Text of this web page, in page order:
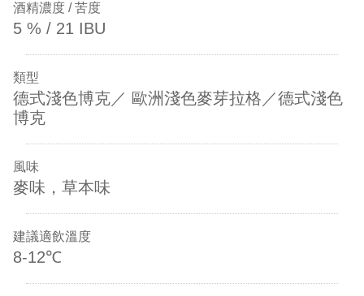
酒精濃度 / 苦度
5 % / 21 IBU
類型
德式淺色博克／ 歐洲淺色麥芽拉格／德式淺色
博克
風味
麥味，草本味
建議適飲溫度
8-12℃